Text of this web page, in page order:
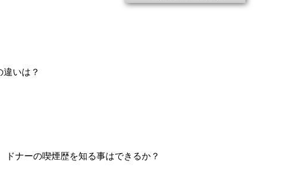
いは？
ナーの喫煙歴を知る事はできるか？